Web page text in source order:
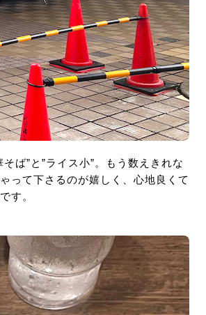
ば”と”ライス小”。もう数えきれな
って下さるのが嬉しく、心地良くて
す。